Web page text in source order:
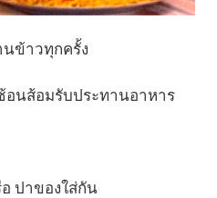
นข้าวทุกครั้ง
อนส้อมรับประทานอาหาร
ปาของใส่กัน